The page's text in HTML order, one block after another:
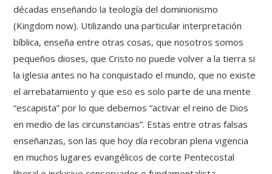
décadas enseñando la teología del dominionismo
(Kingdom now). Utilizando una particular interpretación
bíblica, enseña entre otras cosas, que nosotros somos
pequeños dioses, que Cristo no puede volver a la tierra si
la iglesia antes no ha conquistado el mundo, que no existe
el arrebatamiento y que eso es solo parte de una mente
“escapista” por lo que debemos “activar el reino de Dios
en medio de las circunstancias”. Estas entre otras falsas
enseñanzas, son las que hoy día recobran plena vigencia
en muchos lugares evangélicos de corte Pentecostal